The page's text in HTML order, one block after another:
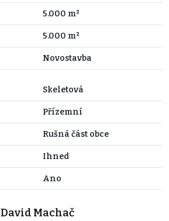
5.000 m²
5.000 m²
Novostavba
Skeletová
Přízemní
Rušná část obce
Ihned
Ano
David Machač